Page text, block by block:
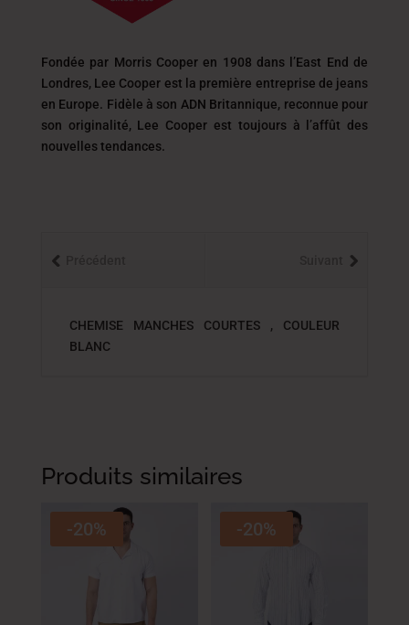
Fondée par Morris Cooper en 1908 dans l’East End de
Londres, Lee Cooper est la première entreprise de jeans
en Europe. Fidèle à son ADN Britannique, reconnue pour
son originalité, Lee Cooper est toujours à l’affût des
nouvelles tendances.
CHEMISE MANCHES COURTES , COULEUR
BLANC
Produits similaires
-20% -20%